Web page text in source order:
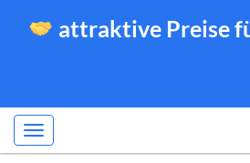
attraktive Preise